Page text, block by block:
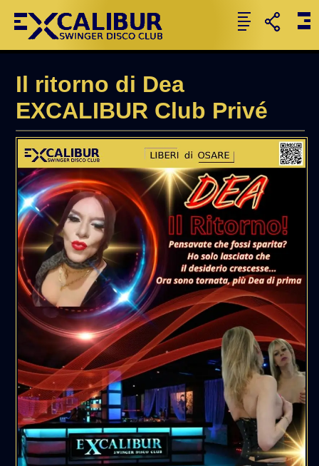
Il ritorno di Dea
EXCALIBUR Club Privé